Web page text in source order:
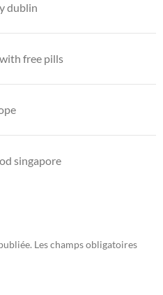
dublin
free pills
singapore
Les champs obligatoires